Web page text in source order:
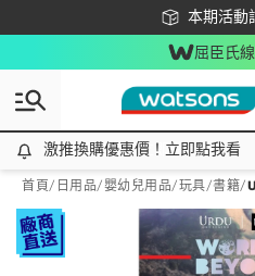
本期活動
下載app
屈臣氏
激推換購優惠價！立即點我看
激推換購優惠價！立即點我看
首頁/ 日用品/嬰幼兒用品/玩具/書籍/